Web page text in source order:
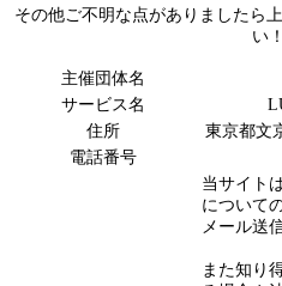
その他ご不明な点がありましたら
い！
主催団体名
サービス名
住所
東京都文
電話番号
当サイト
について
メール送
また知り